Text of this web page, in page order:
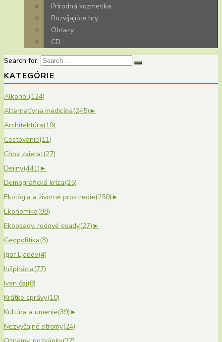
Prírodná kozmetika
Rozvíjajúce hry
Obrazy
CD
Search for:
KATEGÓRIE
Alkohol(124)
Alternatívna medicína(245)►
Architektúra(19)
Cestovanie(11)
Chov zvierat(27)
Dejiny(441)►
Demografická kríza(25)
Ekológia a životné prostredie(250)►
Ekonomika(88)
Ekoosady, rodové osady(27)►
Geopolitika(3)
Igor Ljadov(4)
Inšpirácia(77)
Ivan čaj(8)
Krátke správy(10)
Kultúra a umenie(39)►
Nezvyčajné stromy(24)